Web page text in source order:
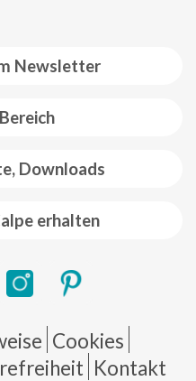
Newsletter
Downloads
erhalten
de página
Cookies
Kontakt